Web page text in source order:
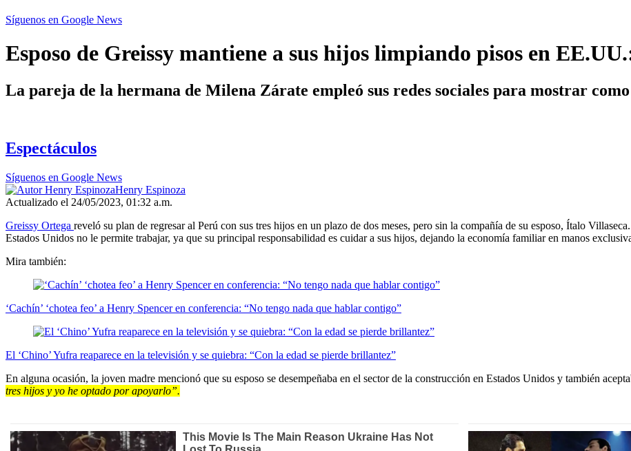
Síguenos en Google News
Esposo de Greissy mantiene a sus hijos limpiando pisos en
La pareja de la hermana de Milena Zárate empleó sus redes sociales para mostrar
Espectáculos
Síguenos en Google News
Henry Espinoza
Actualizado el 24/05/2023, 01:32 a.m.
Greissy Ortega reveló su plan de regresar al Perú con sus tres hijos en un plazo de dos meses, pero sin la compañía de su esposo, Ítalo
Estados Unidos no le permite trabajar, ya que su principal responsabilidad es cuidar a sus hijos, dejando la economía familiar en manos
Mira también:
‘Cachín’ ‘chotea feo’ a Henry Spencer en conferencia: “No tengo nada que hablar contigo”
El ‘Chino’ Yufra reaparece en la televisión y se quiebra: “Con la edad se pierde brillantez”
En alguna ocasión, la joven madre mencionó que su esposo se desempeñaba en el sector de la construcción en Estados Unidos y también
tres hijos y yo he optado por apoyarlo”.